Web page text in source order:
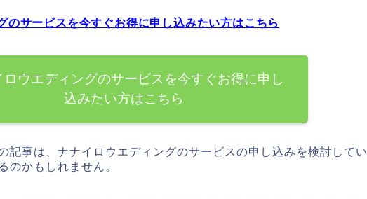
のサービスを今すぐお得に申し込みたい方はこちら
ロウエディングのサービスを今すぐお得に申し
込みたい方はこちら
記事は、ナナイロウエディングのサービスの申し込みを検討してい
のかもしれません。